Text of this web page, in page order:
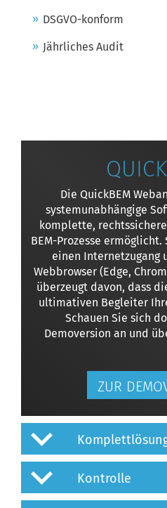
DSGVO-konform
Jährliches Audit
Die QuickBEM
systemunabhängige
komplette,
BEM-Prozesse
einen Internetzugang
Webbrowser (Edge,
überzeugt davon, dass
ultimativen Begleiter
Schauen Sie sich
Demoversion an und
ZUR
Kontrolle